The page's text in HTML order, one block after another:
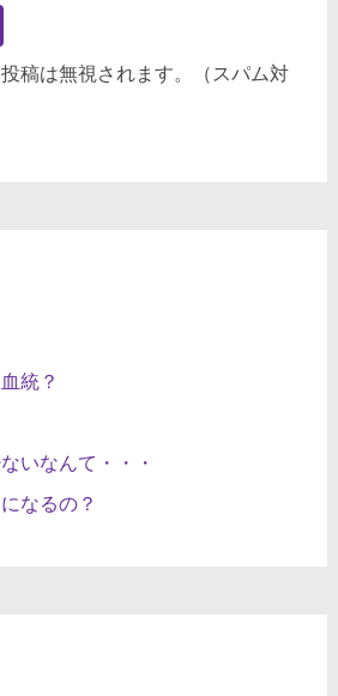
稿は無視されます。（スパム対
統？
いなんて・・・
なるの？